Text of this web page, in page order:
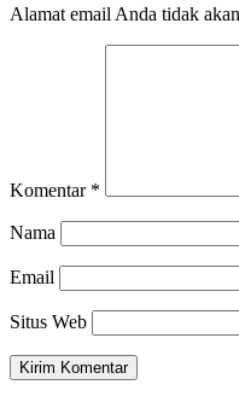
Alamat email Anda tidak
Komentar *
Nama
Email
Situs Web